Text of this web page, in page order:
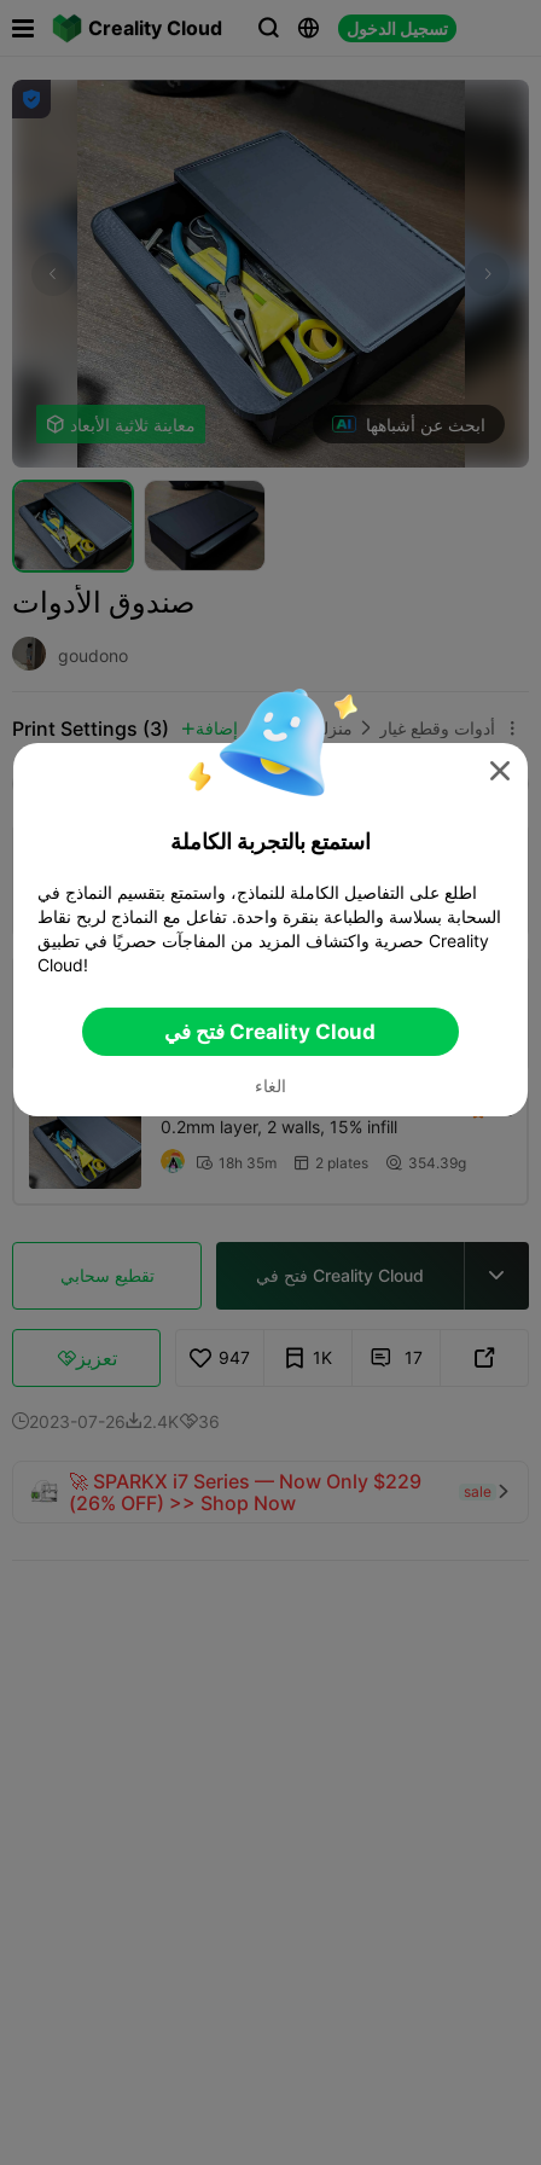
Creality Cloud   تسجيل الدخول
 

 معاينة ثلاثية الأبعاد ابحث عن أشباهها
صندوق الأدوات
goudono
Print Settings (3)  إضافة منزلي  أدوات وقطع غيار 
K2 Plus K2 Pro
0.2mm layer, 4 walls, 15% infill
 11h 33m  1 plates  503.69g
 05h 25m  2 plates 185.97g
0.2mm layer, 2 walls, 15% infill
 18h 35m  2 plates  354.39g
4.0
تقطيع سحابي فتح في Creality Cloud 
تعزيز 947 1K  17 
2023-07-262.4K36
🚀 SPARKX i7 Series — Now Only $229
(26% OFF) >> Shop Now
sale 

استمتع بالتجربة الكاملة
اطلع على التفاصيل الكاملة للنماذج، واستمتع بتقسيم النماذج في
السحابة بسلاسة والطباعة بنقرة واحدة. تفاعل مع النماذج لربح نقاط
حصرية واكتشاف المزيد من المفاجآت حصريًا في تطبيق Creality
Cloud!
فتح في Creality Cloud
الغاء